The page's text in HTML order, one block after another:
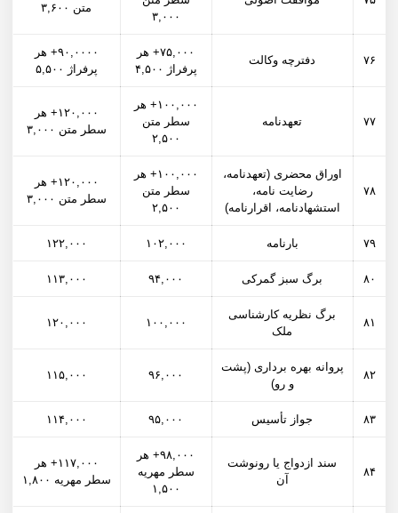
۳,۰۰۰
متن ۳,۶۰۰
۷۶ دفترچه وکالت
۷۵,۰۰۰+ هر
پرفراژ ۴,۵۰۰
۹۰,۰۰۰۰+ هر
پرفراژ ۵,۵۰۰
۷۷ تعهدنامه
۱۰۰,۰۰۰+ هر
سطر متن
۲,۵۰۰
۱۲۰,۰۰۰+ هر
سطر متن ۳,۰۰۰
۷۸
اوراق محضری (تعهدنامه،
رضایت نامه،
استشهادنامه، اقرارنامه)
۱۰۰,۰۰۰+ هر
سطر متن
۲,۵۰۰
۱۲۰,۰۰۰+ هر
سطر متن ۳,۰۰۰
۷۹ بارنامه ۱۰۲,۰۰۰ ۱۲۲,۰۰۰
۸۰ برگ سبز گمرکی ۹۴,۰۰۰ ۱۱۳,۰۰۰
۸۱
برگ نظریه کارشناسی
ملک
۱۰۰,۰۰۰ ۱۲۰,۰۰۰
۸۲
پروانه بهره برداری (پشت
و رو)
۹۶,۰۰۰ ۱۱۵,۰۰۰
۸۳ جواز تأسیس ۹۵,۰۰۰ ۱۱۴,۰۰۰
۸۴
سند ازدواج یا رونوشت
آن
۹۸,۰۰۰+ هر
سطر مهریه
۱,۵۰۰
۱۱۷,۰۰۰+ هر
سطر مهریه ۱,۸۰۰